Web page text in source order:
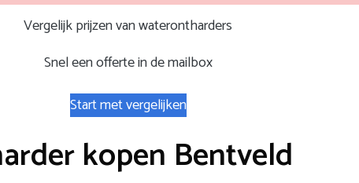
Vergelijk prijzen van waterontharders
Snel een offerte in de mailbox
Start met vergelijken
kopen Bentveld